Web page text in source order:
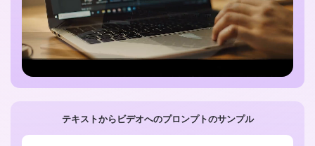
テキストからビデオへのプロンプトのサンプル